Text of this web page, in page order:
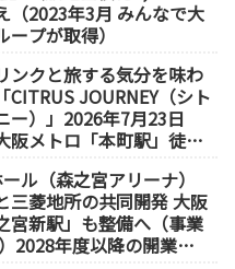
（2023年3月 みんなで大
プが取得）
ンクと旅する気分を味わ
CITRUS JOURNEY（シト
ー）」2026年7月23日
阪メトロ「本町駅」徒歩
ル（森之宮アリーナ）
菱地所の共同開発 大阪
宮新駅」も整備へ（事業
2028年度以降の開業